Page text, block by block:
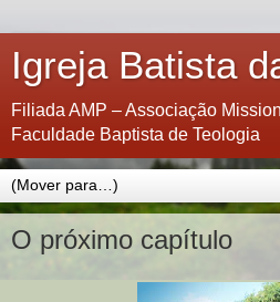
Igreja Batista
Filiada AMP – Associação
Faculdade Baptista de Teologia
O próximo capítulo